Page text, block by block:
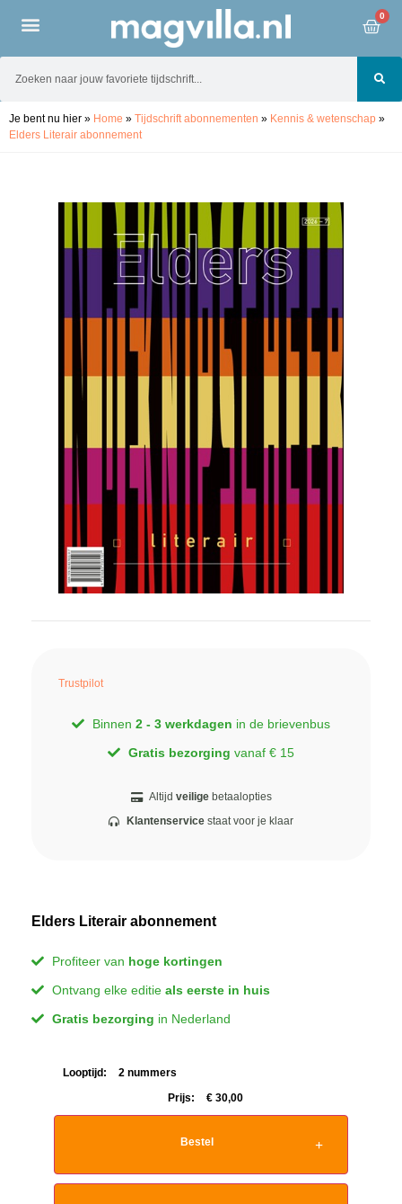
0
Je bent nu hier » Home » Tijdschrift abonnementen » Kennis & wetenschap »
Elders Literair abonnement
Trustpilot
Binnen 2 - 3 werkdagen in de brievenbus
Gratis bezorging vanaf € 15
Altijd veiligebetaalopties
Klantenservice staat voor je klaar
Elders Literair abonnement
Profiteer van hoge kortingen
Ontvang elke editie als eerste in huis
Gratis bezorging in Nederland
Looptijd:
2 nummers
Prijs:
€ 30,00
Bestel